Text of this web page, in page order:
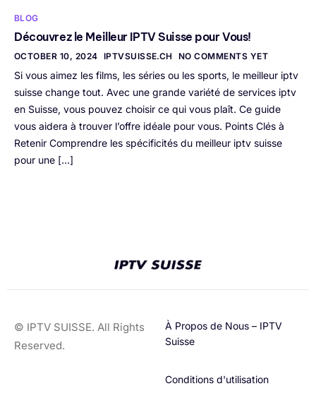
BLOG
Découvrez le Meilleur IPTV Suisse pour Vous!
OCTOBER 10, 2024 IPTVSUISSE.CH NO COMMENTS YET
Si vous aimez les films, les séries ou les sports, le meilleur iptv
suisse change tout. Avec une grande variété de services iptv
en Suisse, vous pouvez choisir ce qui vous plaît. Ce guide
vous aidera à trouver l’offre idéale pour vous. Points Clés à
Retenir Comprendre les spécificités du meilleur iptv suisse
pour une […]
© IPTV SUISSE. All Rights
Reserved.
À Propos de Nous – IPTV
Suisse
Conditions d'utilisation​